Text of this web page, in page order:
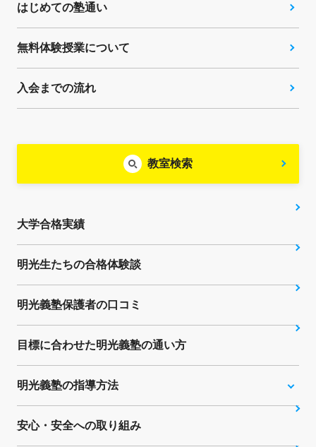
はじめての塾通い
無料体験授業について
入会までの流れ
教室検索
大学合格実績
明光生たちの合格体験談
明光義塾保護者の口コミ
目標に合わせた明光義塾の通い方
明光義塾の指導方法
安心・安全への取り組み